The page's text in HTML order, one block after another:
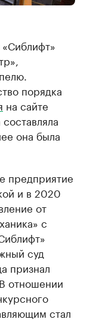
порядка
на сайте
она была
предприятие
и в 2020
от
с
суд
признал
отношении
стал